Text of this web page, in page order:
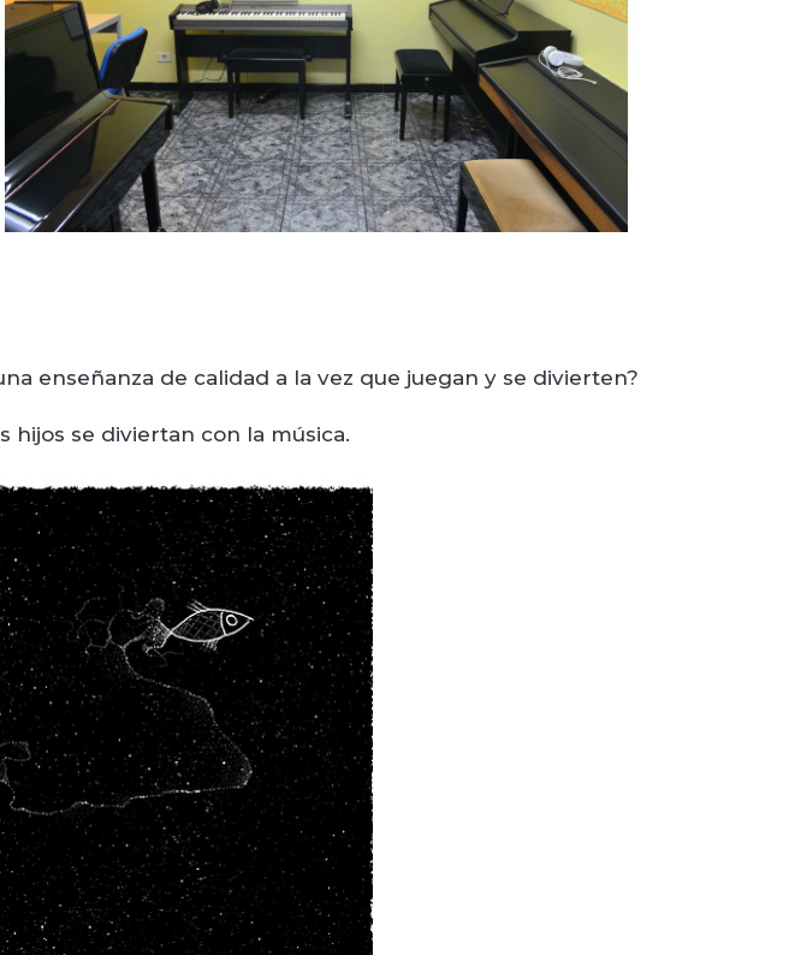
enseñanza de calidad a la vez que juegan y se divierten?
hijos se diviertan con la música.